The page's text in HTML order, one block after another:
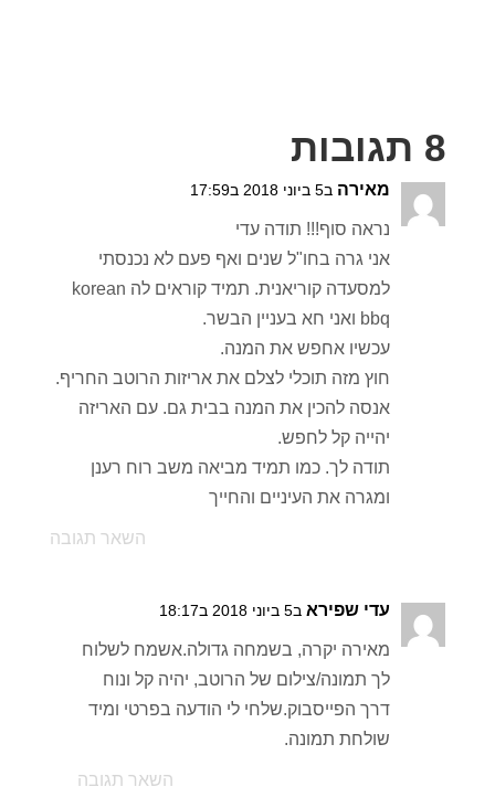
8 תגובות
מאירה ב5 ביוני 2018 ב17:59
נראה סוף!!! תודה עדי
אני גרה בחו"ל שנים ואף פעם לא נכנסתי
למסעדה קוריאנית. תמיד קוראים לה korean
bbq ואני חא בעניין הבשר.
עכשיו אחפש את המנה.
חוץ מזה תוכלי לצלם את אריזות הרוטב החריף.
אנסה להכין את המנה בבית גם. עם האריזה
יהייה קל לחפש.
תודה לך. כמו תמיד מביאה משב רוח רענן
ומגרה את העיניים והחייך
השאר תגובה
עדי שפירא ב5 ביוני 2018 ב18:17
מאירה יקרה, בשמחה גדולה.אשמח לשלוח
לך תמונה/צילום של הרוטב, יהיה קל ונוח
דרך הפייסבוק.שלחי לי הודעה בפרטי ומיד
שולחת תמונה.
השאר תגובה